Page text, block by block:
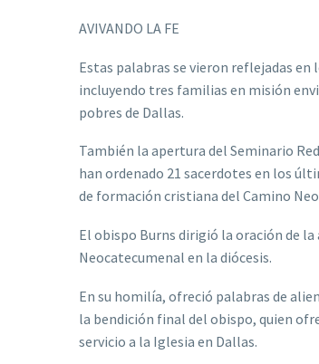
AVIVANDO LA FE
Estas palabras se vieron reflejadas
incluyendo tres familias en misión
pobres de Dallas.
También la apertura del Seminario
han ordenado 21 sacerdotes en los
de formación cristiana del Camino
El obispo Burns dirigió la oración de
Neocatecumenal en la diócesis.
En su homilía, ofreció palabras de
la bendición final del obispo, quien
servicio a la Iglesia en Dallas.